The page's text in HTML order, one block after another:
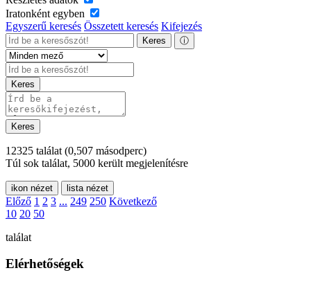
Iratonként egyben
Egyszerű keresés Összetett keresés Kifejezés
Keres ⓘ
Keres
Keres
12325 találat (0,507 másodperc)
Túl sok találat, 5000 került megjelenítésre
ikon nézet lista nézet
Előző 1 2 3 ... 249 250 Következő
10 20 50
találat
Elérhetőségek